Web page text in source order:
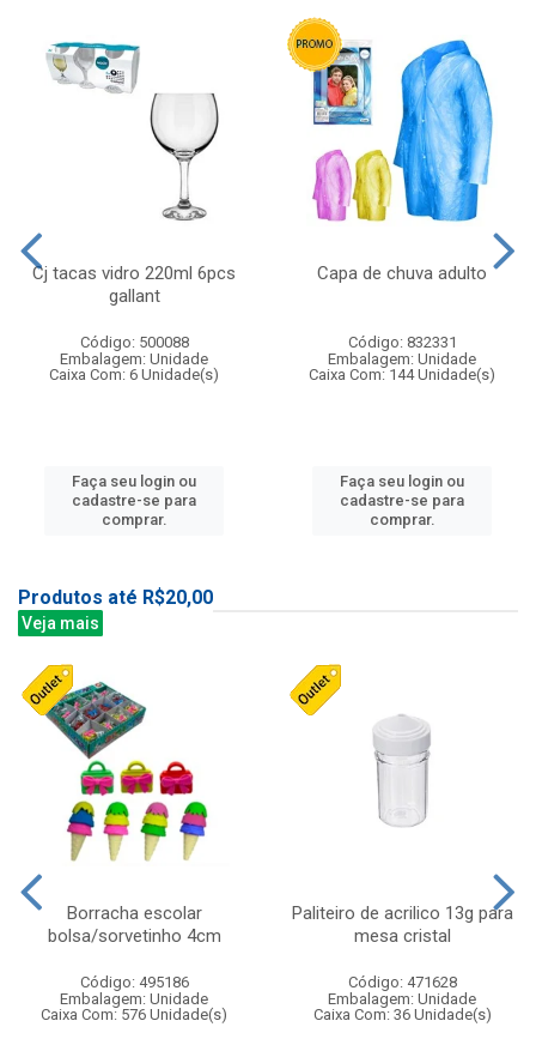
Cj tacas vidro 220ml 6pcs
gallant
Código: 500088
Embalagem: Unidade
Caixa Com: 6 Unidade(s)
Faça seu login ou
cadastre-se para
comprar.
Capa de chuva adulto
Código: 832331
Embalagem: Unidade
Caixa Com: 144 Unidade(s)
Faça seu login ou
cadastre-se para
comprar.
Produtos até R$20,00
Veja mais
Borracha escolar
bolsa/sorvetinho 4cm
Código: 495186
Embalagem: Unidade
Caixa Com: 576 Unidade(s)
Paliteiro de acrilico 13g para
mesa cristal
Código: 471628
Embalagem: Unidade
Caixa Com: 36 Unidade(s)